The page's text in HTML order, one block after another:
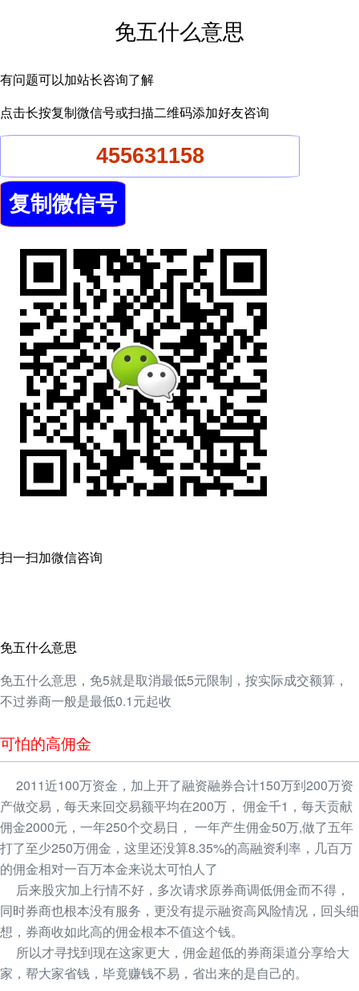
免五什么意思
有问题可以加站长咨询了解
点击长按复制微信号或扫描二维码添加好友咨询
扫一扫加微信咨询
免五什么意思
免五什么意思，免5就是取消最低5元限制，按实际成交额算，
不过券商一般是最低0.1元起收
可怕的高佣金
2011近100万资金，加上开了融资融券合计150万到200万资
产做交易，每天来回交易额平均在200万， 佣金千1，每天贡献
佣金2000元，一年250个交易日， 一年产生佣金50万,做了五年
打了至少250万佣金，这里还没算8.35%的高融资利率，几百万
的佣金相对一百万本金来说太可怕人了
后来股灾加上行情不好，多次请求原券商调低佣金而不得，
同时券商也根本没有服务，更没有提示融资高风险情况，回头细
想，券商收如此高的佣金根本不值这个钱。
所以才寻找到现在这家更大，佣金超低的券商渠道分享给大
家，帮大家省钱，毕竟赚钱不易，省出来的是自己的。